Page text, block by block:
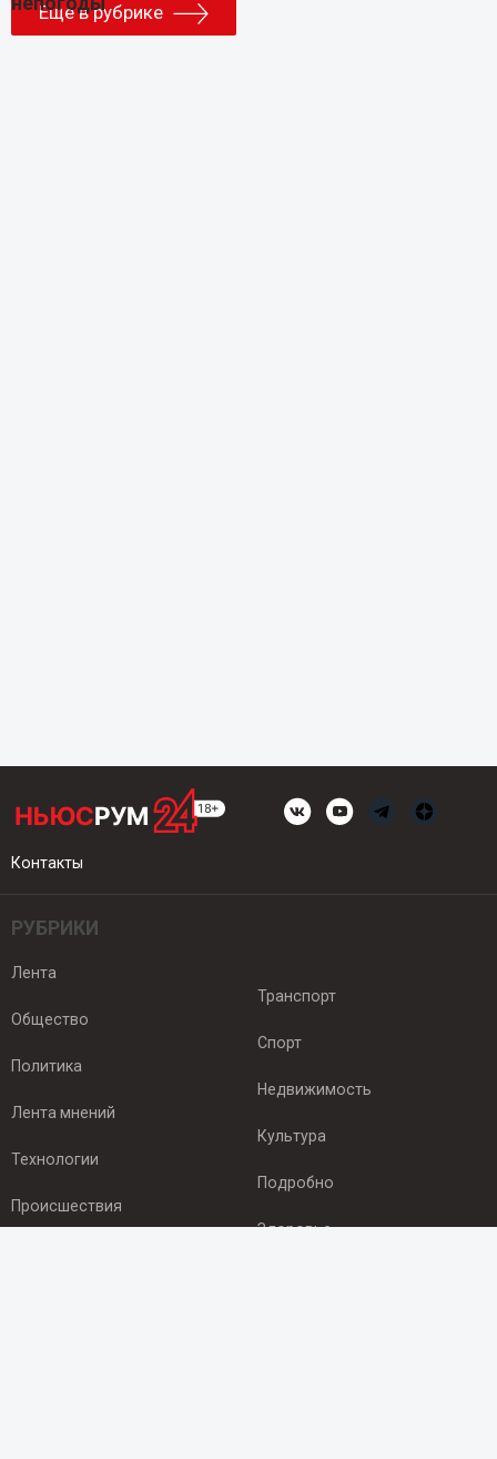
Еще в рубрике
Контакты
РУБРИКИ
Лента
Общество
Политика
Лента мнений
Технологии
Происшествия
Транспорт
Спорт
Недвижимость
Культура
Подробно
Здоровье